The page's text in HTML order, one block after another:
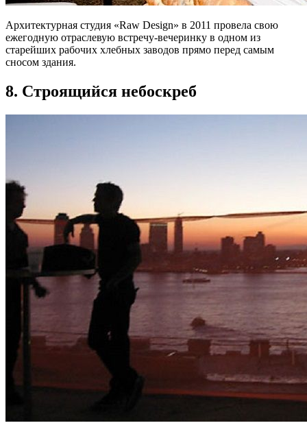
Архитектурная студия «Raw Design» в 2011 провела свою
ежегодную отраслевую встречу-вечеринку в одном из
старейших рабочих хлебных заводов прямо перед самым
сносом здания.
8. Строящийся небоскреб